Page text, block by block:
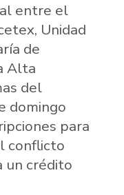
entre el
Unidad
de
Alta
del
domingo
para
conflicto
un crédito